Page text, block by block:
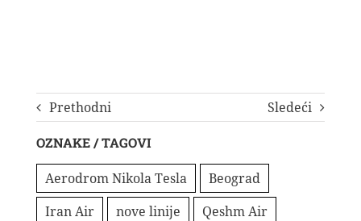
Prethodni Sledeći
OZNAKE / TAGOVI
Aerodrom Nikola Tesla
Beograd
Iran Air
nove linije
Qeshm Air